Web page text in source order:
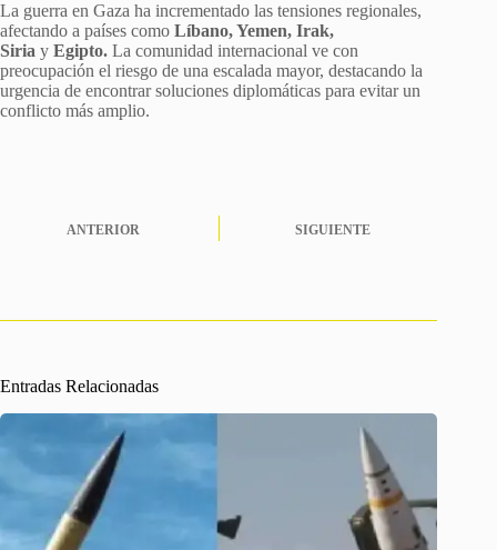
La guerra en Gaza ha incrementado las tensiones regionales,
afectando a países como Líbano, Yemen, Irak,
Siria y Egipto. La comunidad internacional ve con
preocupación el riesgo de una escalada mayor, destacando la
urgencia de encontrar soluciones diplomáticas para evitar un
conflicto más amplio.
ANTERIOR SIGUIENTE
Entradas Relacionadas